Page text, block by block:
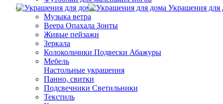
Украшения для
Музыка ветра
Веера Опахала Зонты
Живые пейзажи
Зеркала
Колокольчики Подвески Абажуры
Мебель
Настольные украшения
Панно, свитки
Подсвечники Светильники
Текстиль